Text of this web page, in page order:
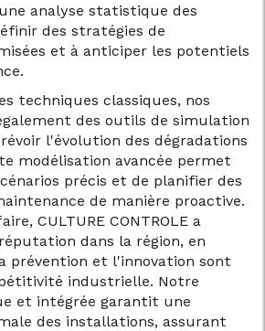
analyse statistique des
des stratégies de
et à anticiper les potentiels
techniques classiques, nos
des outils de simulation
l'évolution des dégradations
modélisation avancée permet
précis et de planifier des
de manière proactive.
CULTURE CONTROLE a
dans la région, en
prévention et l'innovation sont
industrielle. Notre
et intégrée garantit une
des installations, assurant